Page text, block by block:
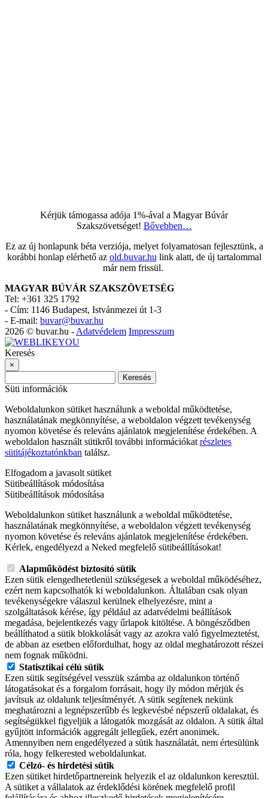
Kérjük támogassa adója 1%-ával a Magyar Búvár
Szakszövetséget! Bővebben…
Ez az új honlapunk béta verziója, melyet folyamatosan fejlesztünk, a
korábbi honlap elérhető az old.buvar.hu link alatt, de új tartalommal
már nem frissül.
MAGYAR BÚVÁR SZAKSZÖVETSÉG
Tel: +361 325 1792
- Cím: 1146 Budapest, Istvánmezei út 1-3
- E-mail: buvar@buvar.hu
2026 © buvar.hu - Adatvédelem Impresszum
Keresés
×
Keresés
Süti információk
Weboldalunkon sütiket használunk a weboldal működtetése,
használatának megkönnyítése, a weboldalon végzett tevékenység
nyomon követése és releváns ajánlatok megjelenítése érdekében. A
weboldalon használt sütikről további információkat részletes
sütitájékoztatónkban találsz.
Elfogadom a javasolt sütiket
Sütibeállítások módosítása
Sütibeállítások módosítása
Weboldalunkon sütiket használunk a weboldal működtetése,
használatának megkönnyítése, a weboldalon végzett tevékenység
nyomon követése és releváns ajánlatok megjelenítése érdekében.
Kérlek, engedélyezd a Neked megfelelő sütibeállításokat!
Alapműködést biztosító sütik
Ezen sütik elengedhetetlenül szükségesek a weboldal működéséhez,
ezért nem kapcsolhatók ki weboldalunkon. Általában csak olyan
tevékenységekre válaszul kerülnek elhelyezésre, mint a
szolgáltatások kérése, így például az adatvédelmi beállítások
megadása, bejelentkezés vagy űrlapok kitöltése. A böngésződben
beállíthatod a sütik blokkolását vagy az azokra való figyelmeztetést,
de abban az esetben előfordulhat, hogy az oldal meghatározott részei
nem fognak működni.
Statisztikai célú sütik
Ezen sütik segítségével vesszük számba az oldalunkon történő
látogatásokat és a forgalom forrásait, hogy ily módon mérjük és
javítsuk az oldalunk teljesítményét. A sütik segítenek nekünk
meghatározni a legnépszerűbb és legkevésbé népszerű oldalakat, és
segítségükkel figyeljük a látogatók mozgását az oldalon. A sütik által
gyűjtött információk aggregált jellegűek, ezért anonimek.
Amennyiben nem engedélyezed a sütik használatát, nem értesülünk
róla, hogy felkerested weboldalunkat.
Célzó- és hirdetési sütik
Ezen sütiket hirdetőpartnereink helyezik el az oldalunkon keresztül.
A sütiket a vállalatok az érdeklődési körének megfelelő profil